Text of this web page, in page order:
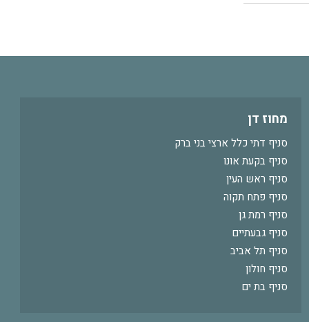
מחוז דן
סניף דתי כלל ארצי בני ברק
סניף בקעת אונו
סניף ראש העין
סניף פתח תקוה
סניף רמת גן
סניף גבעתיים
סניף תל אביב
סניף חולון
סניף בת ים